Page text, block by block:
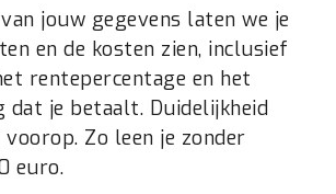
jouw gegevens laten we je
en de kosten zien, inclusief
rentepercentage en het
dat je betaalt. Duidelijkheid
Zo leen je zonder
euro.